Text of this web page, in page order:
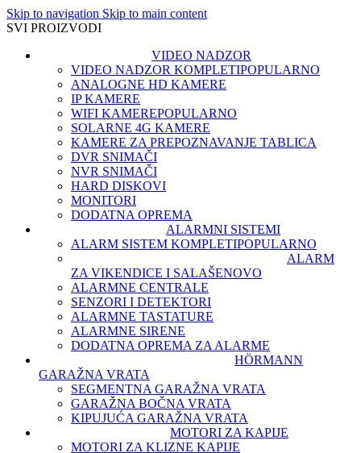
Skip to navigation Skip to main content
SVI PROIZVODI
VIDEO NADZOR
VIDEO NADZOR KOMPLETIPOPULARNO
ANALOGNE HD KAMERE
IP KAMERE
WIFI KAMEREPOPULARNO
SOLARNE 4G KAMERE
KAMERE ZA PREPOZNAVANJE TABLICA
DVR SNIMAČI
NVR SNIMAČI
HARD DISKOVI
MONITORI
DODATNA OPREMA
ALARMNI SISTEMI
ALARM SISTEM KOMPLETIPOPULARNO
ALARM
ZA VIKENDICE I SALAŠENOVO
ALARMNE CENTRALE
SENZORI I DETEKTORI
ALARMNE TASTATURE
ALARMNE SIRENE
DODATNA OPREMA ZA ALARME
HÖRMANN
GARAŽNA VRATA
SEGMENTNA GARAŽNA VRATA
GARAŽNA BOČNA VRATA
KIPUJUĆA GARAŽNA VRATA
MOTORI ZA KAPIJE
MOTORI ZA KLIZNE KAPIJE